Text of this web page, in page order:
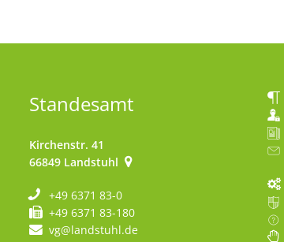
Standesamt
Kirchenstr. 41
66849 Landstuhl
+49 6371 83-0
+49 6371 83-180
vg@landstuhl.de